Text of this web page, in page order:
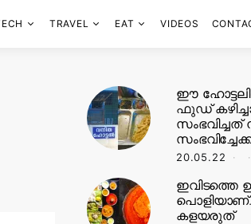
TRAVEL EAT VIDEOS
ഈ
ഫുഡ്
സംഭവിച്ചത്
20.05.22
കളയരുത്